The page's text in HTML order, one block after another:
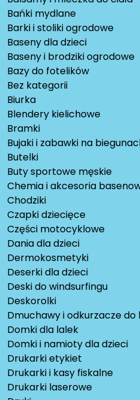
Bańki mydlane
Barki i stoliki ogrodowe
Baseny dla dzieci
Baseny i brodziki ogrodowe
Bazy do fotelików
Bez kategorii
Biurka
Blendery kielichowe
Bramki
Bujaki i zabawki na
Butelki
Buty sportowe męskie
Chemia i akcesoria
Chodziki
Czapki dziecięce
Części motocyklowe
Dania dla dzieci
Dermokosmetyki
Deserki dla dzieci
Deski do windsurfingu
Deskorolki
Dmuchawy i odkurzacze do
Domki dla lalek
Domki i namioty dla dzieci
Drukarki etykiet
Drukarki i kasy fiskalne
Drukarki laserowe